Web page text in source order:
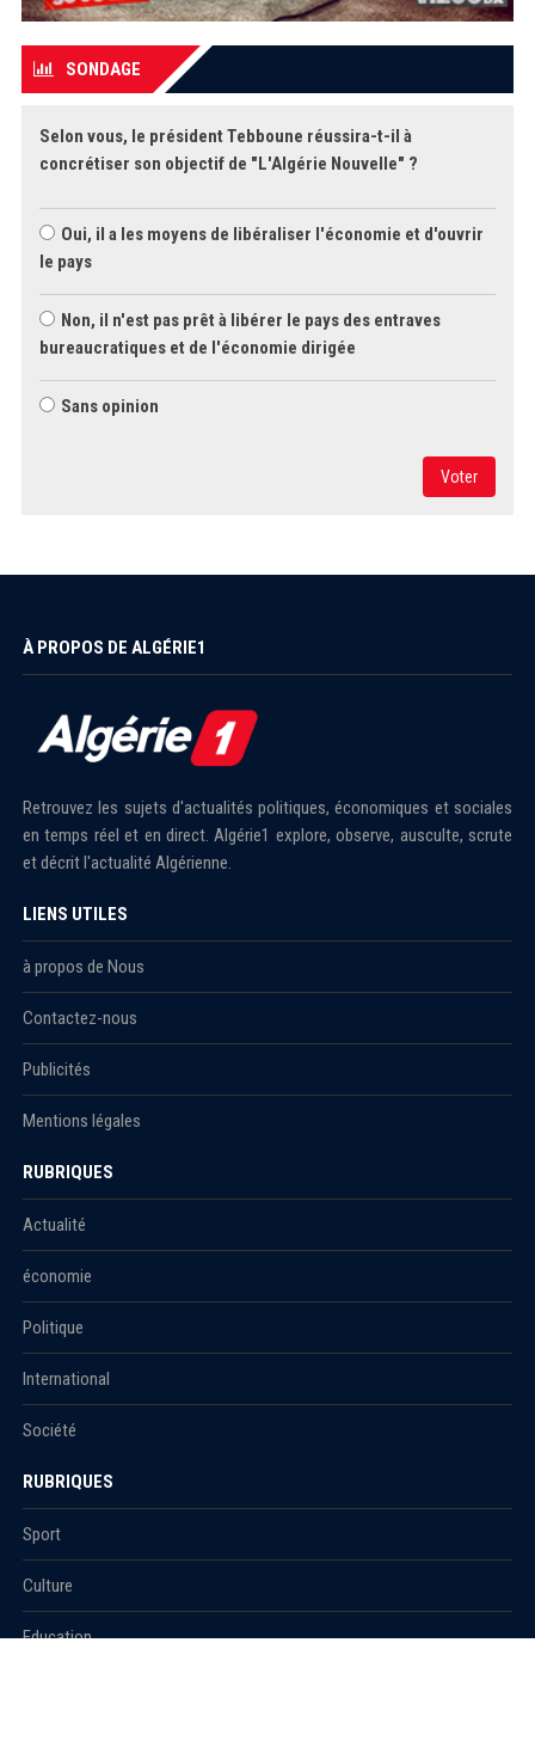
SONDAGE
Selon vous, le président Tebboune réussira-t-il à
concrétiser son objectif de "L'Algérie Nouvelle" ?
Oui, il a les moyens de libéraliser l'économie et d'ouvrir
le pays
Non, il n'est pas prêt à libérer le pays des entraves
bureaucratiques et de l'économie dirigée
Sans opinion
Voter
À PROPOS DE ALGÉRIE1
Retrouvez les sujets d'actualités politiques, économiques et sociales
en temps réel et en direct. Algérie1 explore, observe, ausculte, scrute
et décrit l'actualité Algérienne.
LIENS UTILES
à propos de Nous
Contactez-nous
Publicités
Mentions légales
RUBRIQUES
Actualité
économie
Politique
International
Société
RUBRIQUES
Sport
Culture
Education